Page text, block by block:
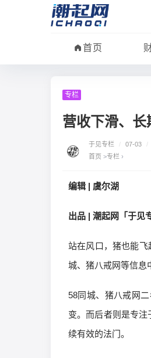
首页
专栏
营收下滑、长
于见专栏 / 07-03 /
首页 >专栏 ›
编辑 | 虞尔湖
出品 | 潮起网「于见
站在风口，猪也能飞
城、猪八戒网等信息
58同城、猪八戒网
变。而后者则是专
续有效的法门。